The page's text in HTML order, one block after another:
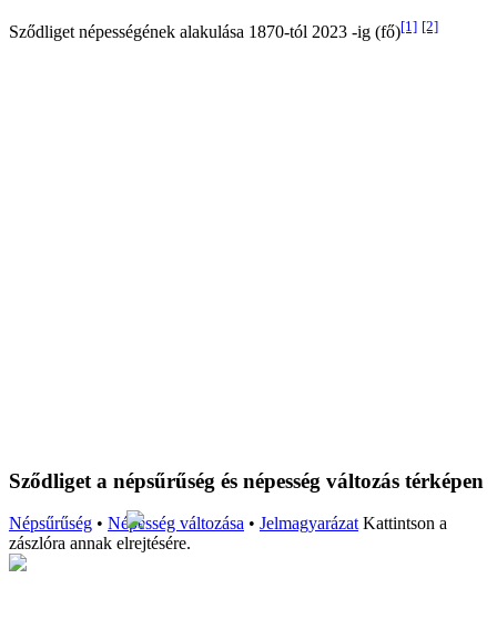
Sződliget népességének alakulása 1870-tól 2023 -ig (fő)[1] [2]
Sződliget a népsűrűség és népesség változás térképen
Népsűrűség • Népesség változása • JelmagyarázatKattintson a
zászlóra annak elrejtésére.